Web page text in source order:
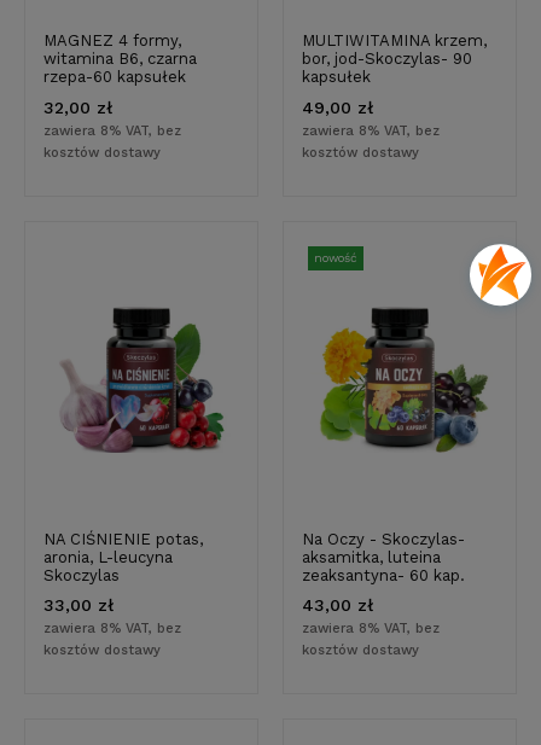
MAGNEZ 4 formy,
witamina B6, czarna
rzepa-60 kapsułek
32,00 zł
zawiera 8% VAT, bez
kosztów dostawy
MULTIWITAMINA krzem,
bor, jod-Skoczylas- 90
kapsułek
49,00 zł
zawiera 8% VAT, bez
kosztów dostawy
NA CIŚNIENIE potas,
aronia, L-leucyna
Skoczylas
33,00 zł
zawiera 8% VAT, bez
kosztów dostawy
Na Oczy - Skoczylas-
aksamitka, luteina
zeaksantyna- 60 kap.
43,00 zł
zawiera 8% VAT, bez
kosztów dostawy
nowość